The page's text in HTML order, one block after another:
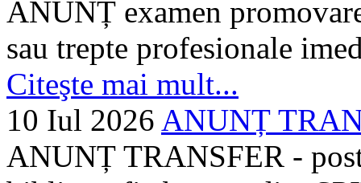
ANUNȚ examen
sau trepte profesionale
Citeşte mai mult...
10 Iul 2026 ANUNȚ
ANUNȚ TRANSFER -